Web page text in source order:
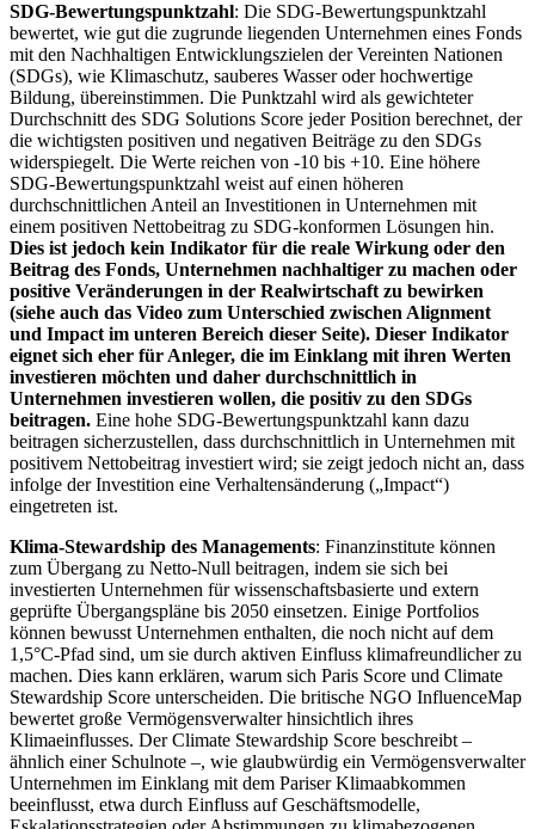
SDG-Bewertungspunktzahl: Die SDG-Bewertungspunktzahl
bewertet, wie gut die zugrunde liegenden Unternehmen eines Fonds
mit den Nachhaltigen Entwicklungszielen der Vereinten Nationen
(SDGs), wie Klimaschutz, sauberes Wasser oder hochwertige
Bildung, übereinstimmen. Die Punktzahl wird als gewichteter
Durchschnitt des SDG Solutions Score jeder Position berechnet, der
die wichtigsten positiven und negativen Beiträge zu den SDGs
widerspiegelt. Die Werte reichen von -10 bis +10. Eine höhere
SDG-Bewertungspunktzahl weist auf einen höheren
durchschnittlichen Anteil an Investitionen in Unternehmen mit
einem positiven Nettobeitrag zu SDG-konformen Lösungen hin.
Dies ist jedoch kein Indikator für die reale Wirkung oder den
Beitrag des Fonds, Unternehmen nachhaltiger zu machen oder
positive Veränderungen in der Realwirtschaft zu bewirken
(siehe auch das Video zum Unterschied zwischen Alignment
und Impact im unteren Bereich dieser Seite). Dieser Indikator
eignet sich eher für Anleger, die im Einklang mit ihren Werten
investieren möchten und daher durchschnittlich in
Unternehmen investieren wollen, die positiv zu den SDGs
beitragen. Eine hohe SDG-Bewertungspunktzahl kann dazu
beitragen sicherzustellen, dass durchschnittlich in Unternehmen mit
positivem Nettobeitrag investiert wird; sie zeigt jedoch nicht an, dass
infolge der Investition eine Verhaltensänderung („Impact“)
eingetreten ist.
Klima-Stewardship des Managements: Finanzinstitute können
zum Übergang zu Netto-Null beitragen, indem sie sich bei
investierten Unternehmen für wissenschaftsbasierte und extern
geprüfte Übergangspläne bis 2050 einsetzen. Einige Portfolios
können bewusst Unternehmen enthalten, die noch nicht auf dem
1,5°C-Pfad sind, um sie durch aktiven Einfluss klimafreundlicher zu
machen. Dies kann erklären, warum sich Paris Score und Climate
Stewardship Score unterscheiden. Die britische NGO InfluenceMap
bewertet große Vermögensverwalter hinsichtlich ihres
Klimaeinflusses. Der Climate Stewardship Score beschreibt –
ähnlich einer Schulnote –, wie glaubwürdig ein Vermögensverwalter
Unternehmen im Einklang mit dem Pariser Klimaabkommen
beeinflusst, etwa durch Einfluss auf Geschäftsmodelle,